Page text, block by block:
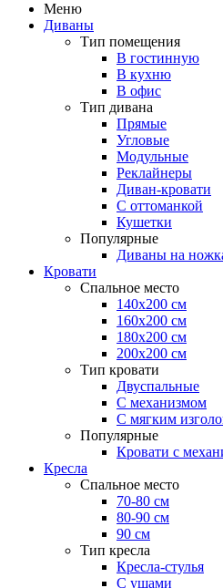
Меню
Диваны
Тип помещения
В гостинную
В кухню
В офис
Тип дивана
Прямые
Угловые
Модульные
Реклайнеры
Диван-кровати
С оттоманкой
Кушетки
Популярные
Диваны на
Кровати
Спальное место
140х200 см
160х200 см
180х200 см
200х200 см
Тип кровати
Двуспальные
С механизмом
С мягким
Популярные
Кровати с
Кресла
Спальное место
70-80 см
80-90 см
90 см
Тип кресла
Кресла-стулья
С ушами